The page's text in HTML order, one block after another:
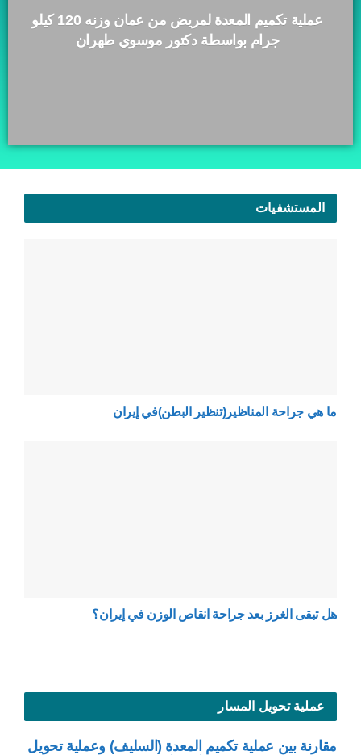
عملية تكميم المعدة لمريض من عمان وزنه 120 كيلو
جرام بواسطة دكتور موسوي طهران
المستشفيات
ما هي جراحة المناظير(تنظير البطن)في إيران
هل تبقى الغرز بعد جراحة انقاص الوزن في إيران؟
عملية تحويل المسار
مقارنة بين عملية تكميم المعدة (السليف) وعملية تحويل